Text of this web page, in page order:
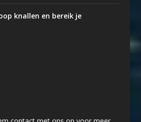
knallen en bereik je